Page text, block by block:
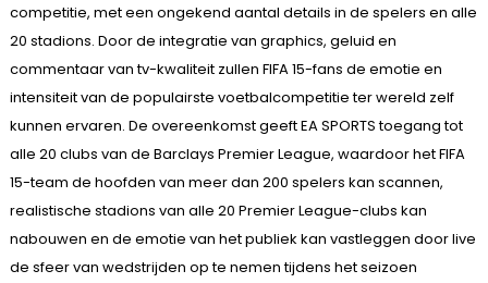
competitie, met een ongekend aantal details in de spelers en alle
20 stadions. Door de integratie van graphics, geluid en
commentaar van tv-kwaliteit zullen FIFA 15-fans de emotie en
intensiteit van de populairste voetbalcompetitie ter wereld zelf
kunnen ervaren. De overeenkomst geeft EA SPORTS toegang tot
alle 20 clubs van de Barclays Premier League, waardoor het FIFA
15-team de hoofden van meer dan 200 spelers kan scannen,
realistische stadions van alle 20 Premier League-clubs kan
nabouwen en de emotie van het publiek kan vastleggen door live
de sfeer van wedstrijden op te nemen tijdens het seizoen